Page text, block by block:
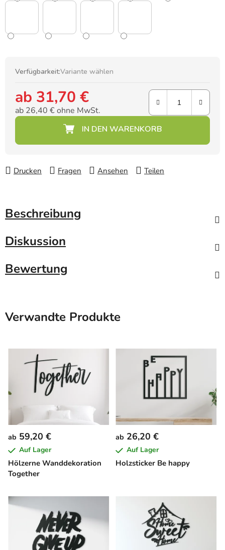
Verfügbarkeit:Variante wählen
ab 31,70 €
ab 26,40 €ohne MwSt.
Drucken Fragen Ansehen Teilen
Beschreibung
Diskussion
Bewertung
Verwandte Produkte
Hölzerne Wanddekoration
Together
ab 59,20 €
Auf Lager
Holzsticker Be happy
ab 26,20 €
Auf Lager